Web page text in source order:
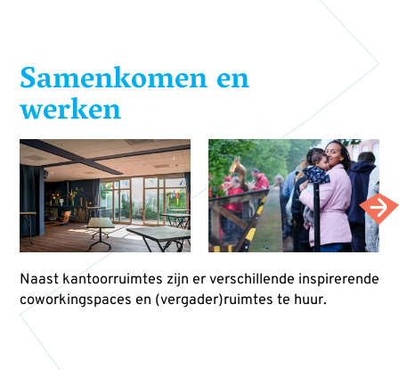
Samenkomen en
werken
Naast kantoorruimtes zijn er verschillende inspirerende
coworkingspaces en (vergader)ruimtes te huur.